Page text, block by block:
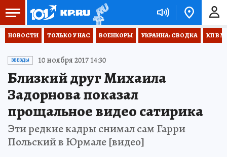
НОВОСТИ ТОЛЬКО У НАС ВОЕНКОРЫ УКРАИНА: СВОДКА КП В
ЗВЕЗДЫ 10 ноября 2017 14:30
Близкий друг Михаила
Задорнова показал
прощальное видео сатирика
Эти редкие кадры снимал сам Гарри
Польский в Юрмале [видео]